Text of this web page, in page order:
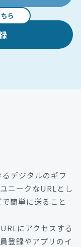
ら
デジタルのギフ
ニークなURLとし
簡単に送ること
にアクセスする
登録やアプリのイ